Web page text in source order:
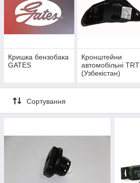
Кришка бензобака
GATES
Кронштейни
автомобільні TRT
(Узбекістан)
Сортування